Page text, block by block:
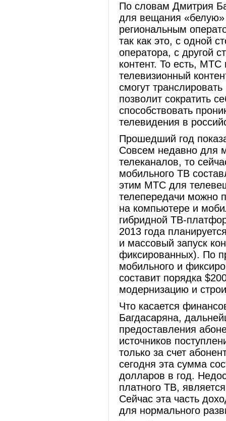
По словам Дмитрия
для вещания «белую»
региональным
так как это, с одной
оператора, с другой
контент. То есть,
телевизионный
смогут
позволит сократить
способствовать
телевидения в
Прошедший год
Совсем недавно для
телеканалов, то
мобильного ТВ
этим МТС для
телепередачи можно
на компьютере и
гибридной ТВ-
2013 года
и массовый запуск
фиксированных). По
мобильного и
составит порядка
модернизацию и
Что касается
Багдасаряна,
предоставления
источников
только за счет
сегодня эта сумма
долларов в год.
платного ТВ,
Сейчас эта часть
для нормального